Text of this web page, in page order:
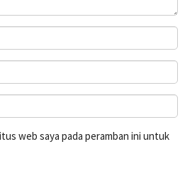
web saya pada peramban ini untuk